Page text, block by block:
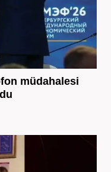
müdahalesi